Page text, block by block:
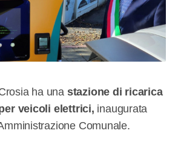
ha una stazione di ricarica
veicoli elettrici, inaugurata
Comunale.